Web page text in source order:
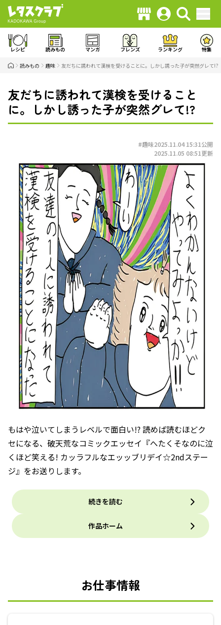
レシピ 読みもの マンガ フレンズ ランキング 特集
読みもの 趣味 友だちに誘われて漢検を受けることに。しかし誘った子が突然グレて!?
友だちに誘われて漢検を受けること
に。しかし誘った子が突然グレて!?
#趣味2025.11.04 15:31公開
2025.11.05 08:51更新
もはや泣いてしまうレベルで面白い!? 読めば読むほどク
セになる、破天荒なコミックエッセイ『へたくそなのに泣
くほど笑える! カッラフルなエッッブリデイ☆2ndステー
ジ』をお送りします。
続きを読む
作品ホーム
お仕事情報